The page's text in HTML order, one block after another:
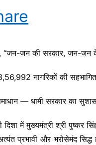
जन की सरकार, जन-जन
नागरिकों की
— धामी सरकार का
में मुख्यमंत्री श्री पुष्कर
प्रभावी और भरोसेमंद